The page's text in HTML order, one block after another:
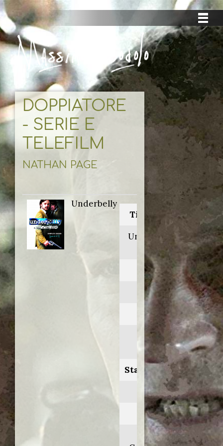
DOPPIATORE
- SERIE E
TELEFILM
NATHAN PAGE
Underbelly
Titolo originale:
Underbelly: A tale
of two cities
Anno:
2009
Personaggio:
Ray 'Chuck'
Bennett
Stagione.Episodio:
2.2-4-5
Regia di:
Ken